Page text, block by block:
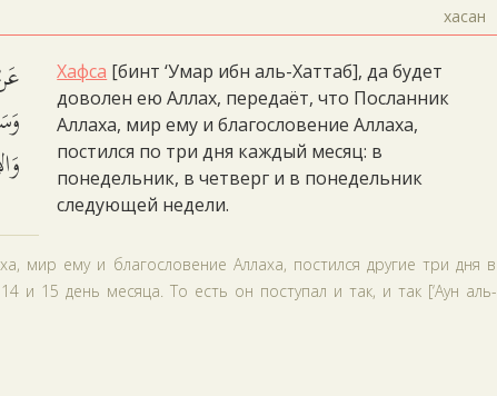
хасан
Хафса [бинт ‘Умар ибн аль-Хаттаб], да будет
доволен ею Аллах, передаёт, что Посланник
Аллаха, мир ему и благословение Аллаха,
постился по три дня каждый месяц: в
понедельник, в четверг и в понедельник
следующей недели.
мир ему и благословение Аллаха, постился другие три дня в
15 день месяца. То есть он поступал и так, и так [‘Аун аль-